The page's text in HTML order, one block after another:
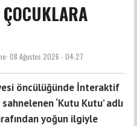
08 Ağustos 2026 - 04:27
öncülüğünde İnteraktif
‘Kutu Kutu’ adlı
yoğun ilgiyle